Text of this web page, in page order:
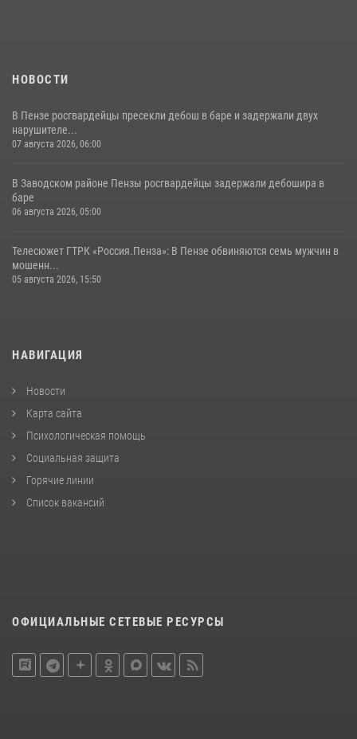
НОВОСТИ
В Пензе росгвардейцы пресекли дебош в баре и задержали двух
нарушителе...
07 августа 2026, 06:00
В Заводском районе Пензы росгвардейцы задержали дебошира в
баре
06 августа 2026, 05:00
Телесюжет ГТРК «Россия.Пенза»: В Пензе обвиняются семь мужчин в
мошенн...
05 августа 2026, 15:50
НАВИГАЦИЯ
Новости
Карта сайта
Психологическая помощь
Социальная защита
Горячие линии
Список вакансий
ОФИЦИАЛЬНЫЕ СЕТЕВЫЕ РЕСУРСЫ